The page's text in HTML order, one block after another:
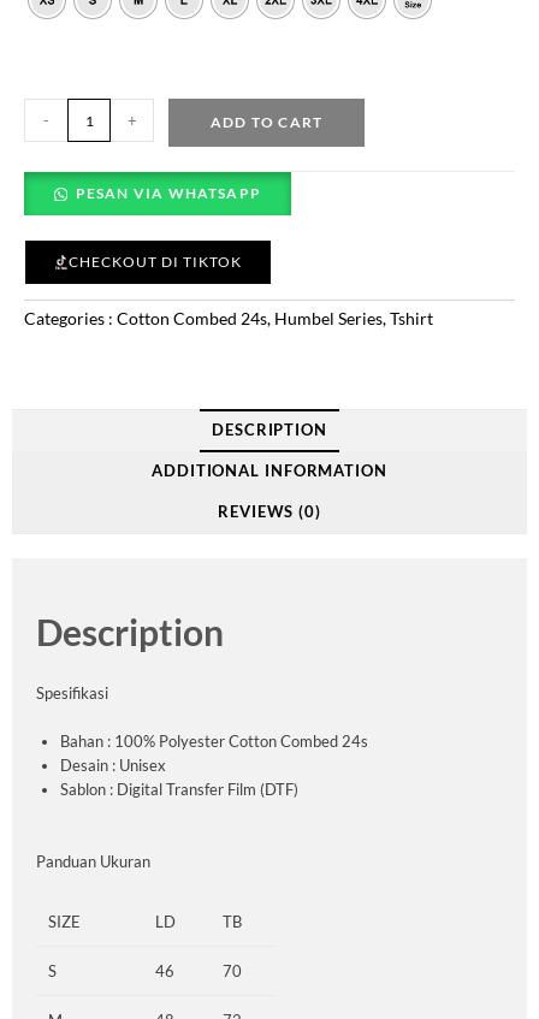
- + ADD TO CART
PESAN VIA WHATSAPP
CHECKOUT DI TIKTOK
Categories : Cotton Combed 24s, Humbel Series,Tshirt
DESCRIPTION
ADDITIONAL INFORMATION
REVIEWS (0)
Description
Spesifikasi
Bahan : 100% Polyester Cotton Combed 24s
Desain : Unisex
Sablon : Digital Transfer Film (DTF)
Panduan Ukuran
SIZE LD TB
S 46 70